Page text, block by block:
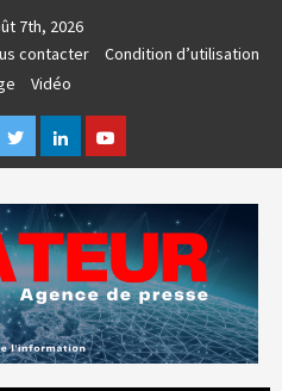
7th, 2026
contacter
Condition d’utilisation
Vidéo
TwitterLinkedinYoutube